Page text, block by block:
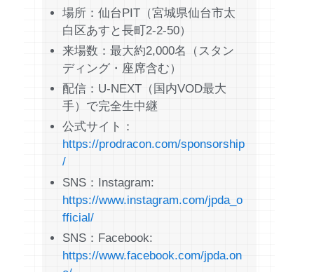
場所：仙台PIT（宮城県仙台市太
白区あすと長町2-2-50）
来場数：最大約2,000名（スタン
ディング・座席含む）
配信：U-NEXT（国内VOD最大
手）で完全生中継
公式サイト：
https://prodracon.com/sponsorship
/
SNS：Instagram:
https://www.instagram.com/jpda_o
fficial/
SNS：Facebook:
https://www.facebook.com/jpda.on